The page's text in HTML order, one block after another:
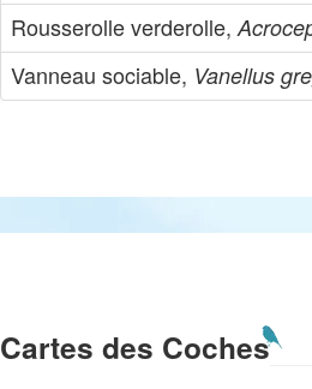
Rousserolle verderolle,
Vanneau sociable, Vanellus
Cartes des Coches